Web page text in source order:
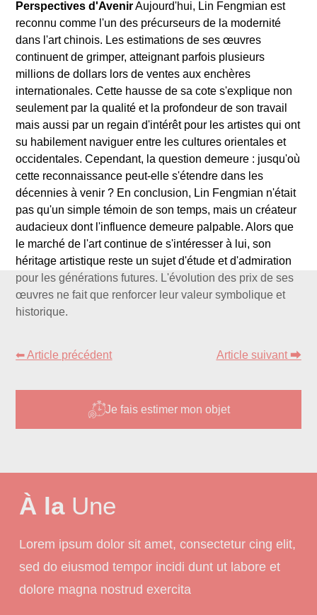
Perspectives d'AvenirAujourd'hui, Lin Fengmian est
reconnu comme l'un des précurseurs de la modernité
dans l'art chinois. Les estimations de ses œuvres
continuent de grimper, atteignant parfois plusieurs
millions de dollars lors de ventes aux enchères
internationales. Cette hausse de sa cote s'explique non
seulement par la qualité et la profondeur de son travail
mais aussi par un regain d'intérêt pour les artistes qui ont
su habilement naviguer entre les cultures orientales et
occidentales. Cependant, la question demeure : jusqu'où
cette reconnaissance peut-elle s'étendre dans les
décennies à venir ? En conclusion, Lin Fengmian n'était
pas qu'un simple témoin de son temps, mais un créateur
audacieux dont l'influence demeure palpable. Alors que
le marché de l'art continue de s'intéresser à lui, son
héritage artistique reste un sujet d'étude et d'admiration
pour les générations futures. L'évolution des prix de ses
œuvres ne fait que renforcer leur valeur symbolique et
historique.
⬅ Article précédent Article suivant ⮕
Je fais estimer mon objet
À laUne
Lorem ipsum dolor sit amet, consectetur cing elit,
sed do eiusmod tempor incidi dunt ut labore et
dolore magna nostrud exercita